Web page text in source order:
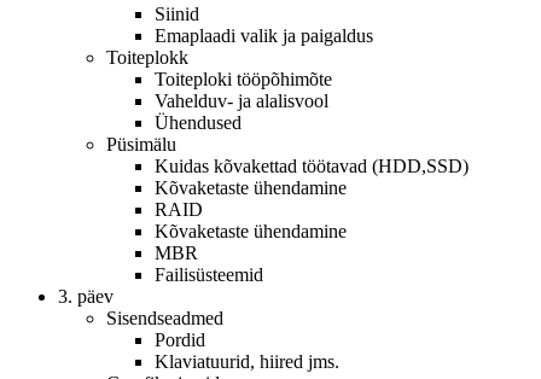
Siinid
Emaplaadi valik ja paigaldus
Toiteplokk
Toiteploki tööpõhimõte
Vahelduv- ja alalisvool
Ühendused
Püsimälu
Kuidas kõvakettad töötavad (HDD,SSD)
Kõvaketaste ühendamine
RAID
Kõvaketaste ühendamine
MBR
Failisüsteemid
3. päev
Sisendseadmed
Pordid
Klaviatuurid, hiired jms.